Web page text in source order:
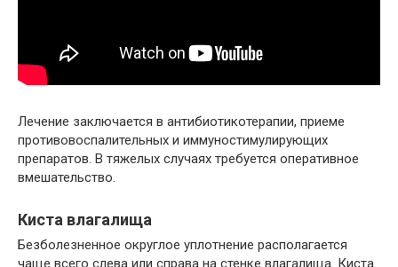
Лечение заключается в антибиотикотерапии, приеме
противовоспалительных и иммуностимулирующих
препаратов. В тяжелых случаях требуется оперативное
вмешательство.
Киста влагалища
Безболезненное округлое уплотнение располагается
чаще всего слева или справа на стенке влагалища. Киста